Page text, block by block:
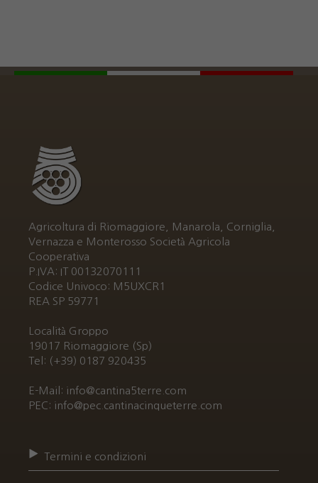
Agricoltura di Riomaggiore, Manarola, Corniglia,
Vernazza e Monterosso Società Agricola
Cooperativa
P.IVA: IT 00132070111
Codice Univoco: M5UXCR1
REA SP 59771
Località Groppo
19017 Riomaggiore (Sp)
Tel: (+39) 0187 920435
E-Mail: info@cantina5terre.com
PEC: info@pec.cantinacinqueterre.com
Termini e condizioni